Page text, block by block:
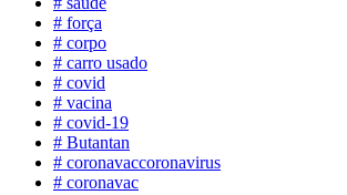
# força
# corpo
# carro usado
# covid
# vacina
# covid-19
# Butantan
# coronavaccoronavirus
# coronavac